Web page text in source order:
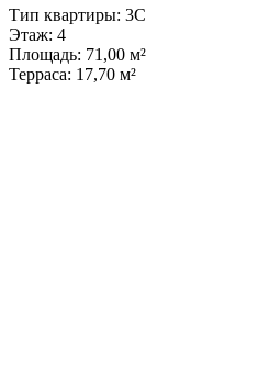
Тип квартиры: 3С
Этаж: 4
Площадь: 71,00 м²
Терраса: 17,70 м²